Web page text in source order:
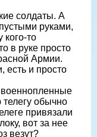
солдаты. А
руками,
кого-то
в руке просто
Армии.
есть и просто
военнопленные
телегу обычно
привязали
вот за нее
везут?